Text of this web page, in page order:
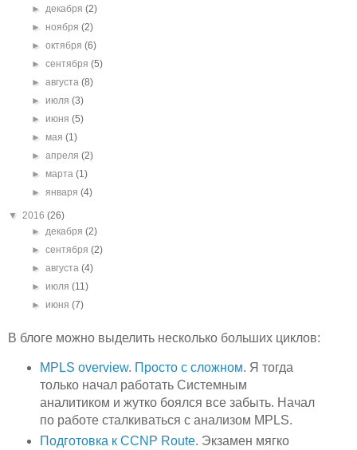
►декабря(2)
► ноября(2)
►октября(6)
►сентября(5)
►августа(8)
► июля(3)
► июня(5)
► мая(1)
►апреля(2)
► марта(1)
►января(4)
▼ 2016 (26)
►декабря(2)
►сентября(2)
►августа(4)
► июля(11)
► июня(7)
В блоге можно выделить несколько больших циклов:
MPLS overview. Просто с сложном. Я тогда
только начал работать Системным
аналитиком и жутко боялся все забыть. Начал
по работе сталкиваться с анализом MPLS.
Подготовка к CCNP Route. Экзамен мягко